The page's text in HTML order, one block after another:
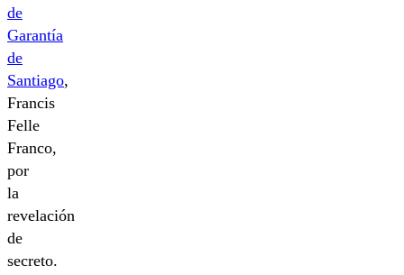
de
Garantía
de
Santiago,
Francis
Felle
Franco,
por
la
revelación
de
secreto.